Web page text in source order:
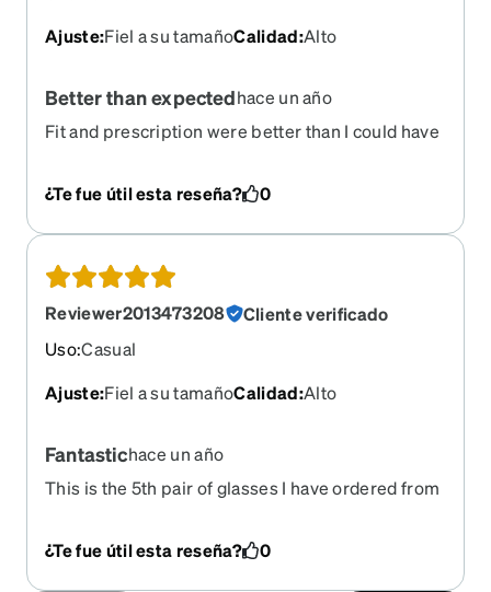
Ajuste:Fiel a su tamañoCalidad:Alto
Better than expectedhace un año
Fit and prescription were better than I could have
¿Te fue útil esta reseña?
0
Reviewer2013473208
Cliente verificado
Uso:Casual
Ajuste:Fiel a su tamañoCalidad:Alto
Fantastichace un año
This is the 5th pair of glasses I have ordered from
¿Te fue útil esta reseña? 0